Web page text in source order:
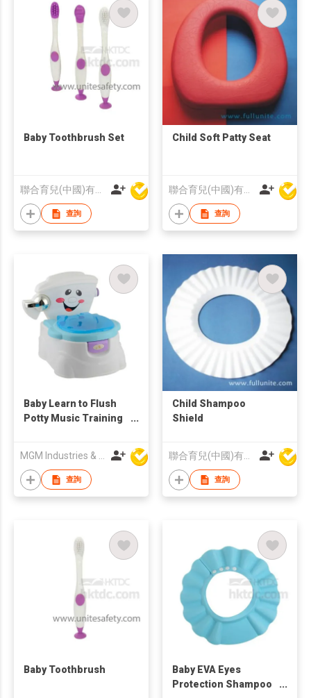
Baby Toothbrush Set
查詢
Child Soft Patty Seat
查詢
Baby Learn to Flush
Potty Music Training
MGM Industries & Company
查詢
Child Shampoo
Shield
聯合育兒(中國)有限公司
查詢
Baby Toothbrush
Baby EVA Eyes
Protection Shampoo